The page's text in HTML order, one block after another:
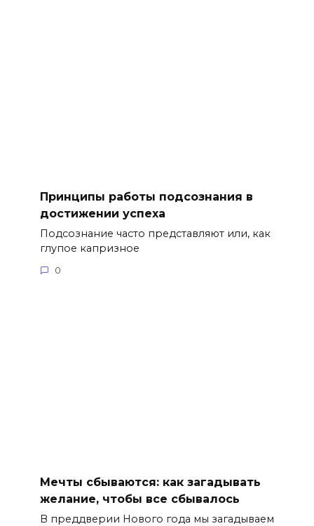
Принципы работы подсознания в
достижении успеха
Подсознание часто представляют или, как
глупое капризное
0
Мечты сбываются: как загадывать
желание, чтобы все сбывалось
В преддверии Нового года мы загадываем